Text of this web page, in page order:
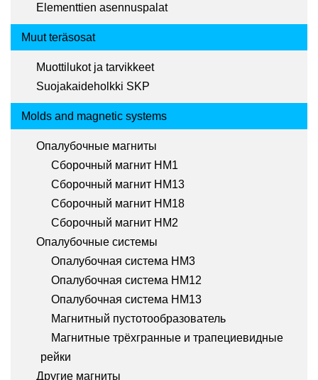
Elementtien asennuspalat
Muut teräsosat
Muottilukot ja tarvikkeet
Suojakaideholkki SKP
Molds and magnetic systems
Опалубочные магниты
Сборочный магнит HM1
Сборочный магнит HM13
Сборочный магнит HM18
Сборочный магнит HM2
Опалубочные системы
Опалубочная система HM3
Опалубочная система HM12
Опалубочная система HM13
Магнитный пустотообразователь
Магнитные трёхгранные и трапециевидные
рейки
Другие магниты